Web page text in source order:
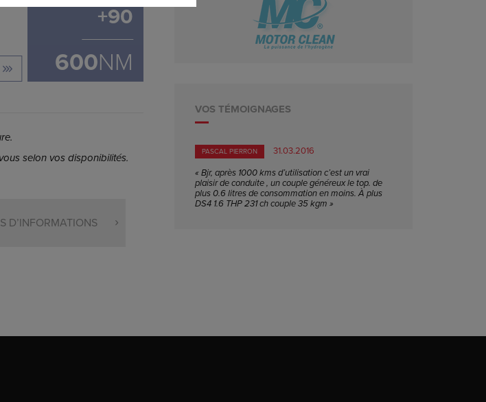
+90
600NM
selon vos disponibilités.
D’INFORMATIONS
VOS TÉMOIGNAGES
PASCAL PIERRON
31.03.2016
« Bjr, après 1000 kms d’utilisation c’est un vrai
plaisir de conduite , un couple généreux le top. de
plus 0.6 litres de consommation en moins. À plus
DS4 1.6 THP 231 ch couple 35 kgm »